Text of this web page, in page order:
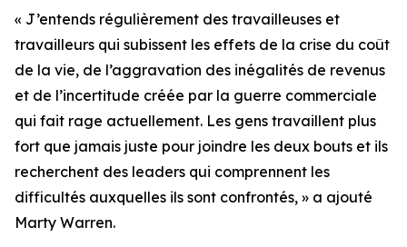
« J’entends régulièrement des travailleuses et
travailleurs qui subissent les effets de la crise du coût
de la vie, de l’aggravation des inégalités de revenus
et de l’incertitude créée par la guerre commerciale
qui fait rage actuellement. Les gens travaillent plus
fort que jamais juste pour joindre les deux bouts et ils
recherchent des leaders qui comprennent les
difficultés auxquelles ils sont confrontés, » a ajouté
Marty Warren.